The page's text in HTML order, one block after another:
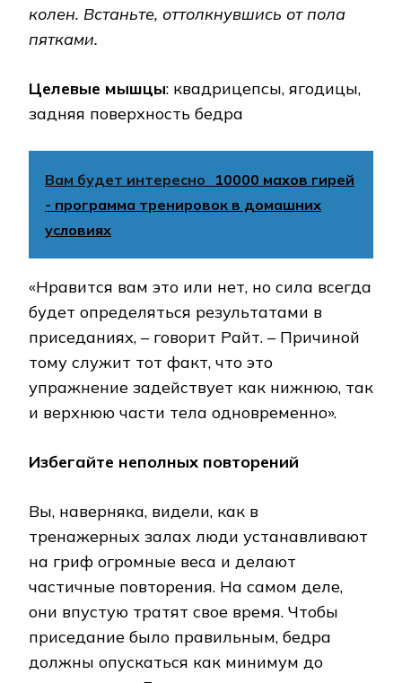
колен. Встаньте, оттолкнувшись от пола
пятками.
Целевые мышцы: квадрицепсы, ягодицы,
задняя поверхность бедра
Вам будет интересно
10000 махов гирей
- программа тренировок в домашних
условиях
«Нравится вам это или нет, но сила всегда
будет определяться результатами в
приседаниях, – говорит Райт. – Причиной
тому служит тот факт, что это
упражнение задействует как нижнюю, так
и верхнюю части тела одновременно».
Избегайте неполных повторений
Вы, наверняка, видели, как в
тренажерных залах люди устанавливают
на гриф огромные веса и делают
частичные повторения. На самом деле,
они впустую тратят свое время. Чтобы
приседание было правильным, бедра
должны опускаться как минимум до